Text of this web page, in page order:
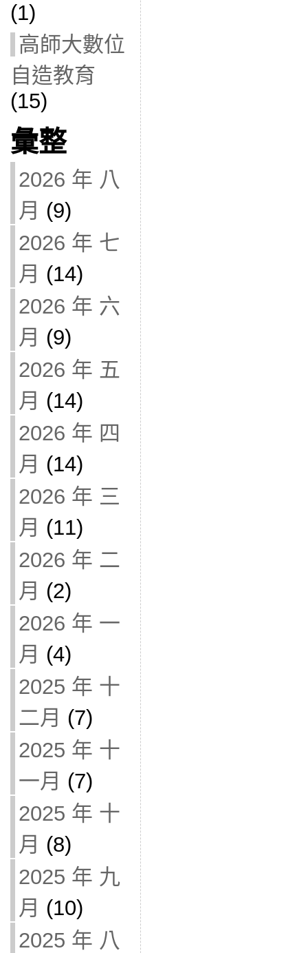
(1)
高師大數位
自造教育
(15)
彙整
2026 年 八
月 (9)
2026 年 七
月 (14)
2026 年 六
月 (9)
2026 年 五
月 (14)
2026 年 四
月 (14)
2026 年 三
月 (11)
2026 年 二
月 (2)
2026 年 一
月 (4)
2025 年 十
二月 (7)
2025 年 十
一月 (7)
2025 年 十
月 (8)
2025 年 九
月 (10)
2025 年 八